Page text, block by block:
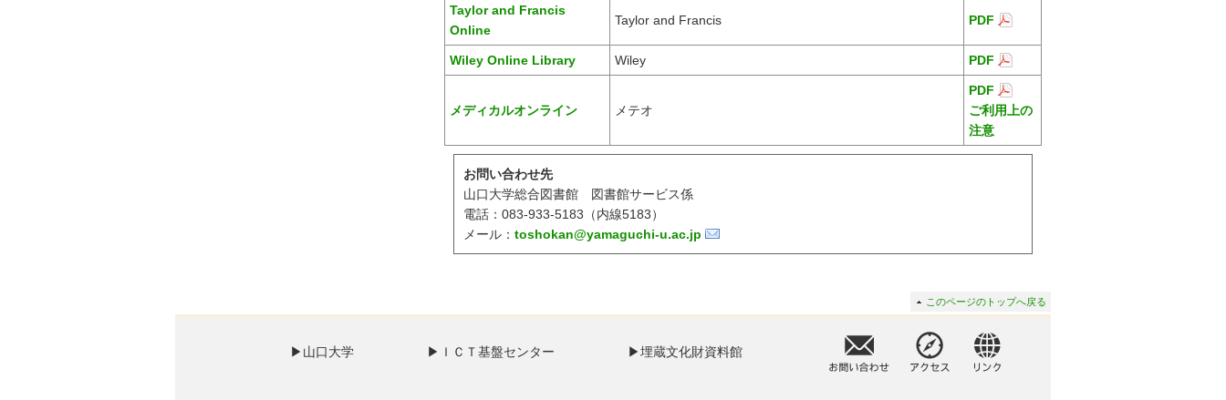
Taylor and Francis
Online
Taylor and Francis PDF
Wiley Online Library Wiley PDF
メディカルオンライン メテオ
PDF
ご利用上の
注意
お問い合わせ先
山口大学総合図書館 図書館サービス係
電話：083-933-5183（内線5183）
メール： toshokan@yamaguchi-u.ac.jp
このページのトップへ戻る